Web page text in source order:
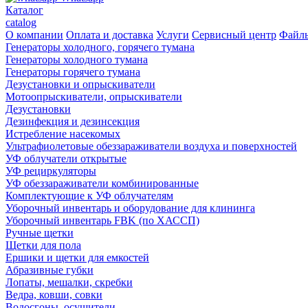
Каталог
catalog
О компании Оплата и доставка Услуги Сервисный центр
Генераторы холодного, горячего тумана
Генераторы холодного тумана
Генераторы горячего тумана
Дезустановки и опрыскиватели
Мотоопрыскиватели, опрыскиватели
Дезустановки
Дезинфекция и дезинсекция
Истребление насекомых
Ультрафиолетовые обеззараживатели воздуха и поверхностей
УФ облучатели открытые
УФ рециркуляторы
УФ обеззараживатели комбинированные
Комплектующие к УФ облучателям
Уборочный инвентарь и оборудование для клининга
Уборочный инвентарь FBK (по ХАССП)
Ручные щетки
Щетки для пола
Ершики и щетки для емкостей
Абразивные губки
Лопаты, мешалки, скребки
Ведра, ковши, совки